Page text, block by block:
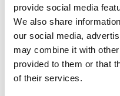
provide social media
We also share
our social media,
may combine it with
provided to them or that
of their services.
ALtech ALbelt -